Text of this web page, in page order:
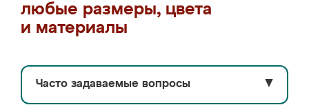
любые размеры, цвета
и материалы
Часто задаваемые вопросы ▼